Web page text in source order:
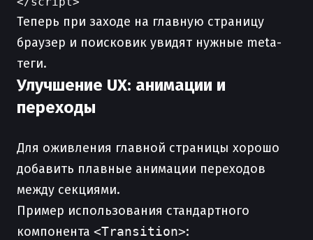
Теперь при заходе на главную страницу
браузер и поисковик увидят нужные meta-
теги.
Улучшение UX: анимации и
переходы
Для оживления главной страницы хорошо
добавить плавные анимации переходов
между секциями.
Пример использования стандартного
компонента <Transition>: